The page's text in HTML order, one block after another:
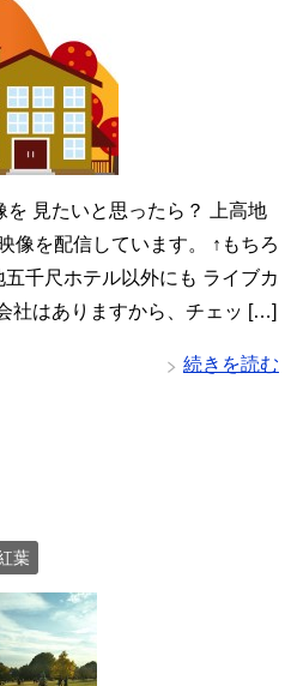
を 見たいと思ったら？ 上高地
像を配信しています。 ↑もちろ
千尺ホテル以外にも ライブカ
社はありますから、チェッ […]
続きを読む
葉